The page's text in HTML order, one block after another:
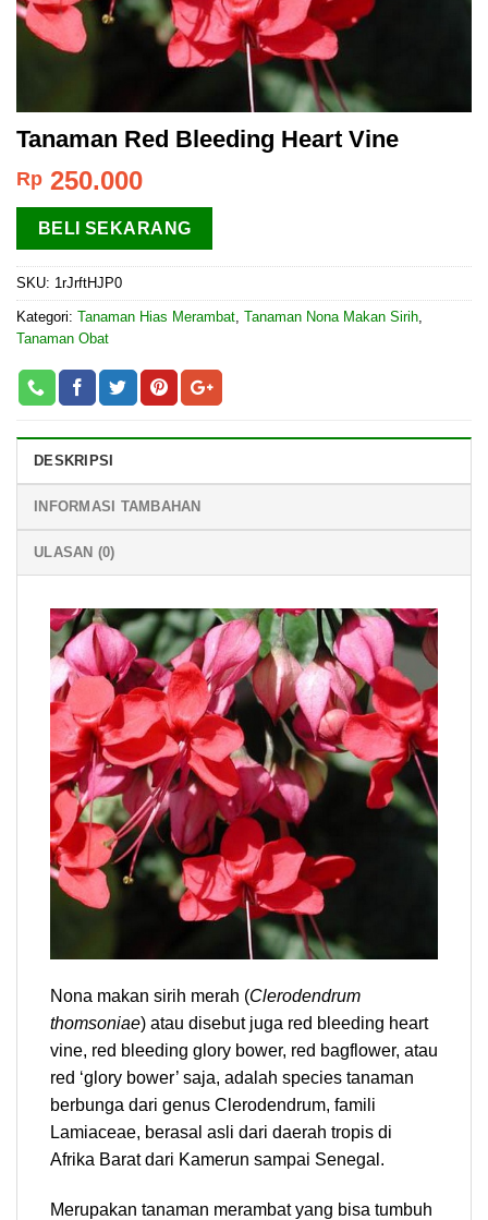
Tanaman Red Bleeding Heart Vine
Rp 250.000
BELI SEKARANG
SKU: 1rJrftHJP0
Kategori: Tanaman Hias Merambat, Tanaman Nona Makan Sirih,
Tanaman Obat
DESKRIPSI
INFORMASI TAMBAHAN
ULASAN (0)
Nona makan sirih merah (Clerodendrum
thomsoniae) atau disebut juga red bleeding heart
vine, red bleeding glory bower, red bagflower, atau
red ‘glory bower’ saja, adalah species tanaman
berbunga dari genus Clerodendrum, famili
Lamiaceae, berasal asli dari daerah tropis di
Afrika Barat dari Kamerun sampai Senegal.
Merupakan tanaman merambat yang bisa tumbuh